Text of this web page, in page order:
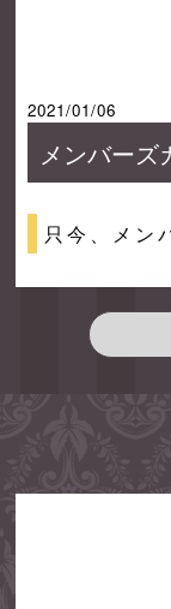
2021/01/06
メンバーズ
只今、メン